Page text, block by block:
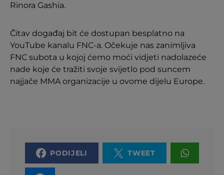
Rinora Gashia.
Čitav događaj bit će dostupan besplatno na
YouTube kanalu FNC-a. Očekuje nas zanimljiva
FNC subota u kojoj ćemo moći vidjeti nadolazeće
nade koje će tražiti svoje svijetlo pod suncem
najjače MMA organizacije u ovome dijelu Europe.
PODIJELI TWEET